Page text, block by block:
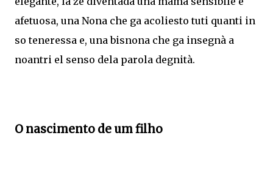
afetuosa, una Nona che ga acoliesto tuti quanti in
so teneressa e, una bisnona che ga insegnà a
noantri el senso dela parola degnità.
O nascimento de um filho